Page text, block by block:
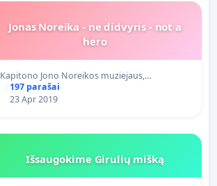
Jonas Noreika - ne didvyris - not a
hero
Kapitono Jono Noreikos muziejaus,…
197 parašai
23 Apr 2019
Išsaugokime Girulių mišką